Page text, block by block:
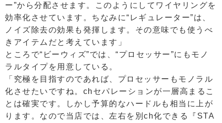
ー”から分配させます。このようにしてワイヤリングを
効率化させています。ちなみに“レギュレーター”は、
ノイズ除去の効果も発揮します。その意味でも使うべ
きアイテムだと考えています」
ところで“ビーウィズ”では、“プロセッサー”にもモノ
ラルタイプを用意している。
「究極を目指すのであれば、プロセッサーもモノラル
化させたいですね。chセパレーションが一層高まるこ
とは確実です。しかし予算的なハードルも相当に上が
ります。なので当店では、左右を別ch化できる『STA